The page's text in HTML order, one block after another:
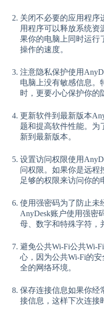
关闭不必要的应用程序
用程序可以释放系统资
果你的电脑上同时运行
操作的速度。
注意隐私保护使用
电脑上没有敏感信息。
时，更要小心保护你的
更新软件到最新版本
题和提高软件性能。为
新到最新版本。
设置访问权限使用
问权限。如果你是远程
足够的权限来访问你的
使用强密码为了防止未
AnyDesk账户使用强密
母、数字和特殊字符，
避免公共Wi-Fi公共Wi-
心，因为公共Wi-Fi的
全的网络环境。
保存连接信息如果你经
接信息，这样下次连接